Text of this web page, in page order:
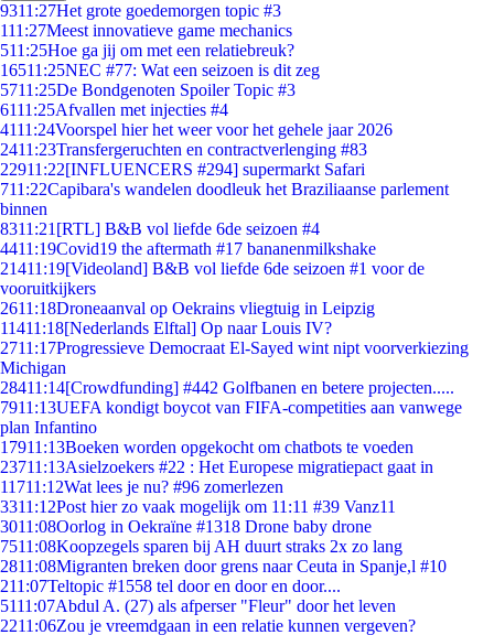
9311:27Het grote goedemorgen topic #3
111:27Meest innovatieve game mechanics
511:25Hoe ga jij om met een relatiebreuk?
16511:25NEC #77: Wat een seizoen is dit zeg
5711:25De Bondgenoten Spoiler Topic #3
6111:25Afvallen met injecties #4
4111:24Voorspel hier het weer voor het gehele jaar 2026
2411:23Transfergeruchten en contractverlenging #83
22911:22[INFLUENCERS #294] supermarkt Safari
711:22Capibara's wandelen doodleuk het Braziliaanse parlement
binnen
8311:21 [RTL] B&B vol liefde 6de seizoen #4
4411:19Covid19 the aftermath #17 bananenmilkshake
21411:19[Videoland] B&B vol liefde 6de seizoen #1 voor de
vooruitkijkers
2611:18Droneaanval op Oekrains vliegtuig in Leipzig
11411:18[Nederlands Elftal] Op naar Louis IV?
2711:17Progressieve Democraat El-Sayed wint nipt voorverkiezing
Michigan
28411:14[Crowdfunding] #442 Golfbanen en betere projecten.....
7911:13UEFA kondigt boycot van FIFA-competities aan vanwege
plan Infantino
17911:13Boeken worden opgekocht om chatbots te voeden
23711:13Asielzoekers #22 : Het Europese migratiepact gaat in
11711:12Wat lees je nu? #96 zomerlezen
3311:12Post hier zo vaak mogelijk om 11:11 #39 Vanz11
3011:08Oorlog in Oekraïne #1318 Drone baby drone
7511:08Koopzegels sparen bij AH duurt straks 2x zo lang
2811:08Migranten breken door grens naar Ceuta in Spanje,l #10
211:07Teltopic #1558 tel door en door en door....
5111:07Abdul A. (27) als afperser "Fleur" door het leven
2211:06Zou je vreemdgaan in een relatie kunnen vergeven?